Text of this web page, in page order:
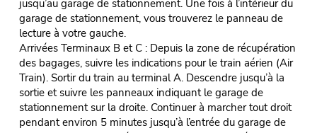
jusqu’au garage de stationnement. Une fois à l’intérieur du
garage de stationnement, vous trouverez le panneau de
lecture à votre gauche.
Arrivées Terminaux B et C : Depuis la zone de récupération
des bagages, suivre les indications pour le train aérien (Air
Train). Sortir du train au terminal A. Descendre jusqu’à la
sortie et suivre les panneaux indiquant le garage de
stationnement sur la droite. Continuer à marcher tout droit
pendant environ 5 minutes jusqu’à l’entrée du garage de